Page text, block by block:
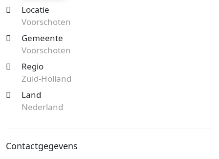
Locatie
Voorschoten
Gemeente
Voorschoten
Regio
Zuid-Holland
Land
Nederland
Contactgegevens